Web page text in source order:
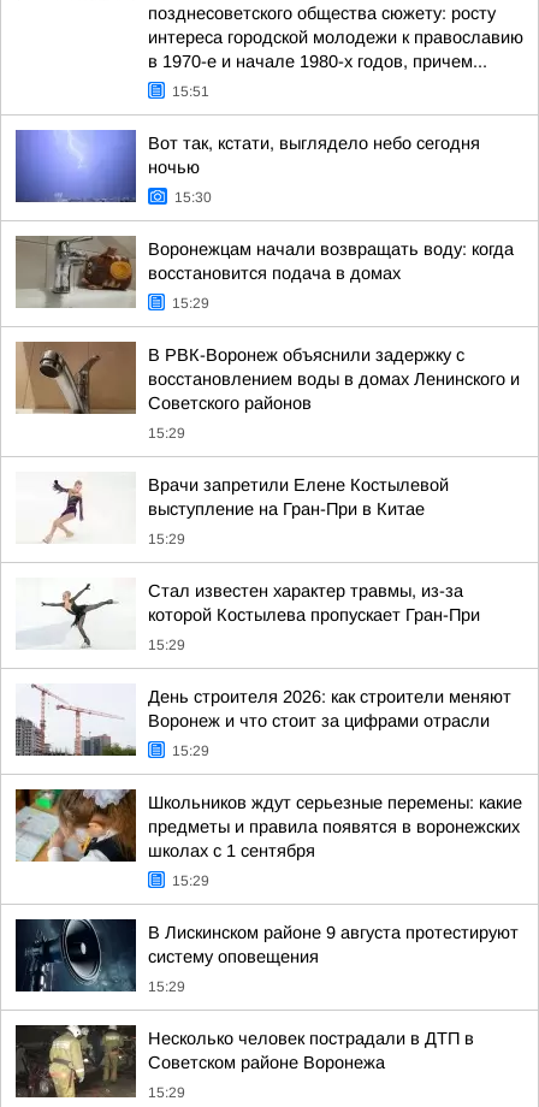
позднесоветского общества сюжету: росту
интереса городской молодежи к православию
в 1970-е и начале 1980-х годов, причем...
15:51
Вот так, кстати, выглядело небо сегодня
ночью
15:30
Воронежцам начали возвращать воду: когда
восстановится подача в домах
15:29
В РВК-Воронеж объяснили задержку с
восстановлением воды в домах Ленинского и
Советского районов
15:29
Врачи запретили Елене Костылевой
выступление на Гран-При в Китае
15:29
Стал известен характер травмы, из-за
которой Костылева пропускает Гран-При
15:29
День строителя 2026: как строители меняют
Воронеж и что стоит за цифрами отрасли
15:29
Школьников ждут серьезные перемены: какие
предметы и правила появятся в воронежских
школах с 1 сентября
15:29
В Лискинском районе 9 августа протестируют
систему оповещения
15:29
Несколько человек пострадали в ДТП в
Советском районе Воронежа
15:29